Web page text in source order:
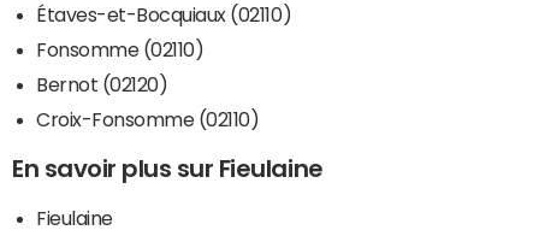
Étaves-et-Bocquiaux (02110)
Fonsomme (02110)
Bernot (02120)
Croix-Fonsomme (02110)
En savoir plus sur Fieulaine
Fieulaine